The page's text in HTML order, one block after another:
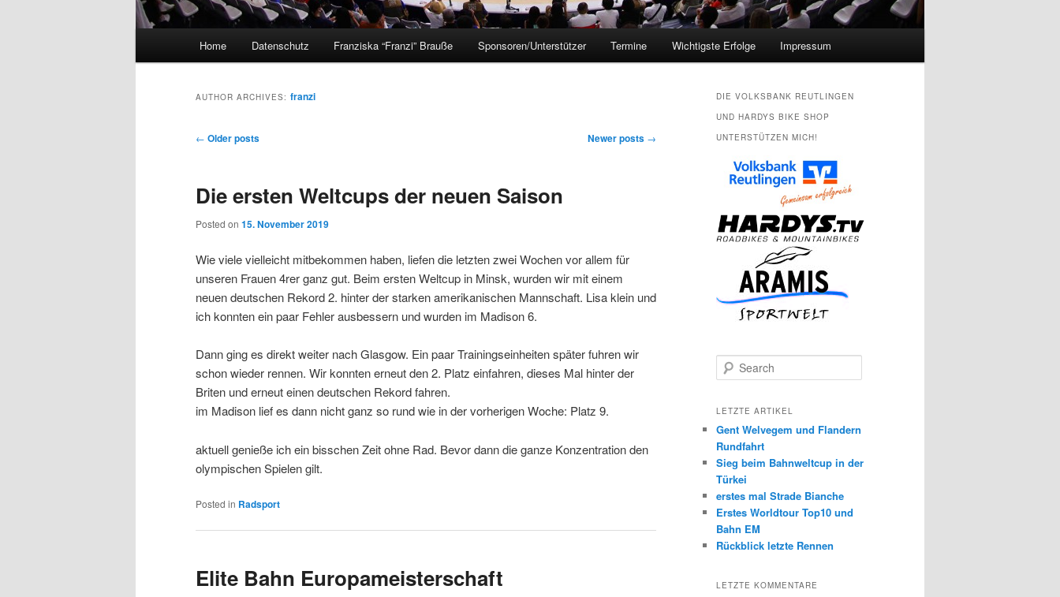
Home Datenschutz Franziska “Franzi” Brauße Sponsoren/Unterstützer Termine Wichtigste Erfolge Impressum
AUTHOR ARCHIVES: franzi
Post
← Older posts Newer posts →
Die ersten Weltcups der neuen Saison
Posted on 15. November 2019
Wie viele vielleicht mitbekommen haben, liefen die letzten zwei Wochen vor allem für
unseren Frauen 4rer ganz gut. Beim ersten Weltcup in Minsk, wurden wir mit einem
neuen deutschen Rekord 2. hinter der starken amerikanischen Mannschaft. Lisa klein und
ich konnten ein paar Fehler ausbessern und wurden im Madison 6.
Dann ging es direkt weiter nach Glasgow. Ein paar Trainingseinheiten später fuhren wir
schon wieder rennen. Wir konnten erneut den 2. Platz einfahren, dieses Mal hinter der
Briten und erneut einen deutschen Rekord fahren.
im Madison lief es dann nicht ganz so rund wie in der vorherigen Woche: Platz 9.
aktuell genieße ich ein bisschen Zeit ohne Rad. Bevor dann die ganze Konzentration den
olympischen Spielen gilt.
Posted in Radsport
Elite Bahn Europameisterschaft
DIE VOLKSBANK REUTLINGEN
UND HARDYS BIKE SHOP
UNTERSTÜTZEN MICH!
e
r
h
LETZTE ARTIKEL
Gent Welvegem und Flandern
Rundfahrt
Sieg beim Bahnweltcup in der
Türkei
erstes mal Strade Bianche
Erstes Worldtour Top10 und
Bahn EM
Rückblick letzte Rennen
LETZTE KOMMENTARE